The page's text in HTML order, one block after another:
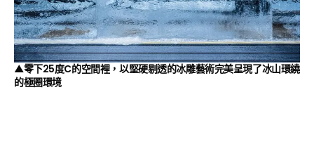
▲零下25度C的空間裡，以堅硬剔透的冰雕藝術完美呈現了冰山環繞
的極圈環境